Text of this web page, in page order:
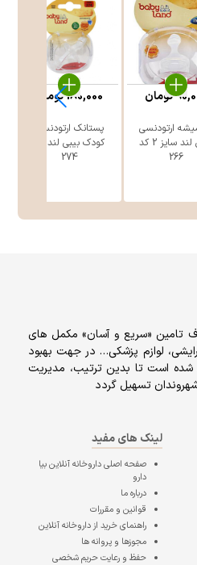
ارتودنسی
بیبی لند سایز 2 کد
266
تومان
پستانک ارتودنسی
کودک بیبی لند کد
274
180,000تومان
تامين «سریع و آسان» مكمل هاى
لوازم پزشکی… در جهت بهبود
شده است تا بدین ترتیب، مدیریت
تسهیل گردد
لینک های مفید
صفحه اصلیداروخانه آنلاین بیا
دارو
درباره ما
قوانین و مقررات
راهنمای خرید از داروخانه آنلاین
مجوزها و پروانه ها
حفظ و رعایت حریم شخصی